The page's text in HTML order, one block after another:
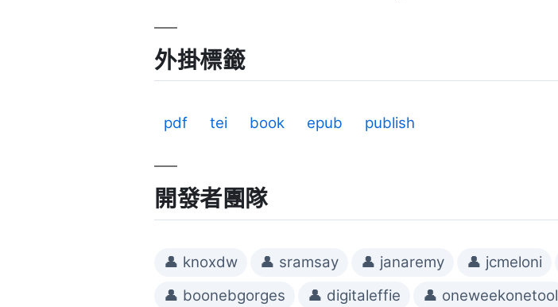
外掛標籤
pdf tei book epub publish
開發者團隊
👤 knoxdw 👤 sramsay 👤 janaremy 👤 jcmeloni
👤 boonebgorges
👤 digitaleffie 👤 oneweekonetool